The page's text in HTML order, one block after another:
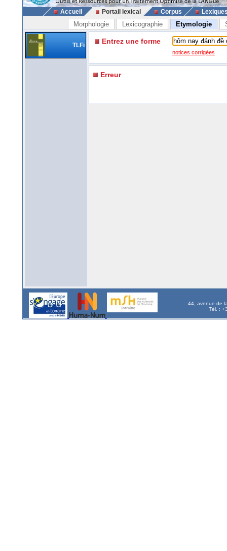
Accueil Portail lexical Corpus
Morphologie Lexicographie Etymologie
TLFi Entrez une forme
notices corrigées
Erreur
44, avenue de
Tél. :